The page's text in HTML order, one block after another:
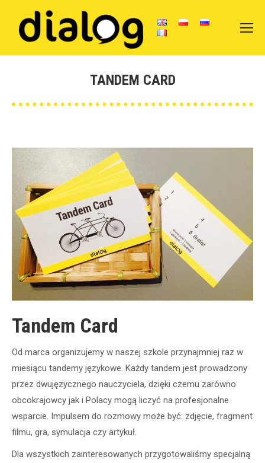
TANDEM CARD
Tandem Card
Od marca organizujemy w naszej szkole przynajmniej raz w
miesiącu tandemy językowe. Każdy tandem jest prowadzony
przez dwujęzycznego nauczyciela, dzięki czemu zarówno
obcokrajowcy jak i Polacy mogą liczyć na profesjonalne
wsparcie. Impulsem do rozmowy może być: zdjęcie, fragment
filmu, gra, symulacja czy artykuł.
Dla wszystkich zainteresowanych przygotowaliśmy specjalną